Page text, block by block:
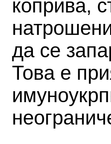
коприва,
да се
Това е